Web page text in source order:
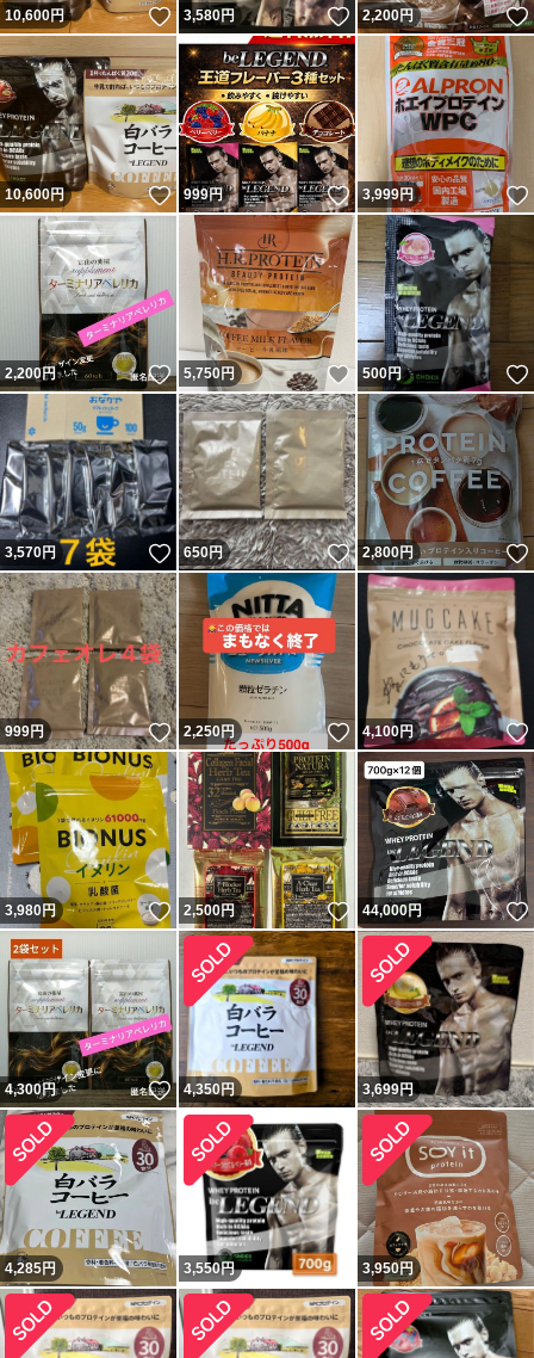
10,600円 いいね！
3,580円 いいね！
2,200円
10,600円 いいね！
999円 いいね！
3,999円
2,200円 いいね！
5,750円 いいね！
500円
3,570円 いいね！
650円 いいね！
2,800円
999円 いいね！
2,250円 いいね！
4,100円
3,980円 いいね！
2,500円 いいね！
44,000円
4,300円 いいね！
4,350円 3,699円
4,285円 3,550円 3,950円